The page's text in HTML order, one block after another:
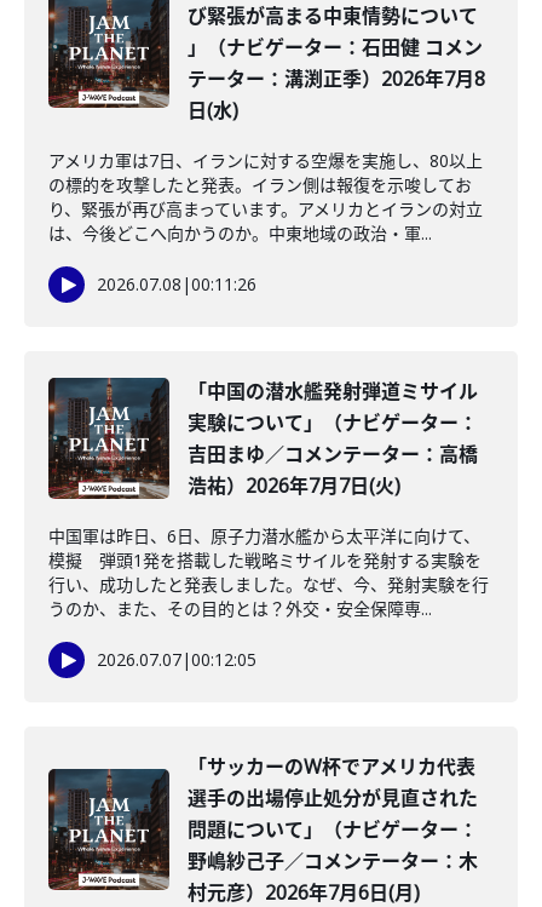
び緊張が高まる中東情勢について
」（ナビゲーター：石田健 コメン
テーター：溝渕正季）2026年7月8
日(水)
アメリカ軍は7日、イランに対する空爆を実施し、80以上
の標的を攻撃したと発表。イラン側は報復を示唆してお
り、緊張が再び高まっています。アメリカとイランの対立
は、今後どこへ向かうのか。中東地域の政治・軍...
2026.07.08 |00:11:26
「中国の潜水艦発射弾道ミサイル
実験について」（ナビゲーター：
吉田まゆ／コメンテーター：高橋
浩祐）2026年7月7日(火)
中国軍は昨日、6日、原子力潜水艦から太平洋に向けて、
模擬 弾頭1発を搭載した戦略ミサイルを発射する実験を
行い、成功したと発表しました。なぜ、今、発射実験を行
うのか、また、その目的とは？外交・安全保障専...
2026.07.07|00:12:05
「サッカーのW杯でアメリカ代表
選手の出場停止処分が見直された
問題について」（ナビゲーター：
野嶋紗己子／コメンテーター：木
村元彦）2026年7月6日(月)